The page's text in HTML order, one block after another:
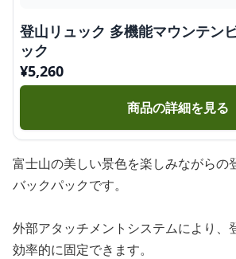
登山リュック 多機能マウンテン
ック
¥5,260
商品の詳細を見る
富士山の美しい景色を楽しみながらの
バックパックです。
外部アタッチメントシステムにより、
効率的に固定できます。